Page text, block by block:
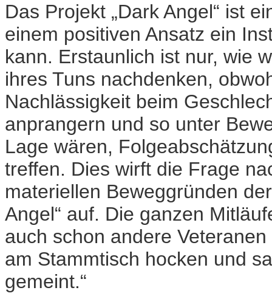
Das Projekt „Dark Angel“ ist
einem positiven Ansatz ein
kann. Erstaunlich ist nur, wie
ihres Tuns nachdenken,
Nachlässigkeit beim
anprangern und so unter
Lage wären,
treffen. Dies wirft die Frage
materiellen Beweggründen
Angel“ auf. Die ganzen
auch schon andere
am Stammtisch hocken und
gemeint.“